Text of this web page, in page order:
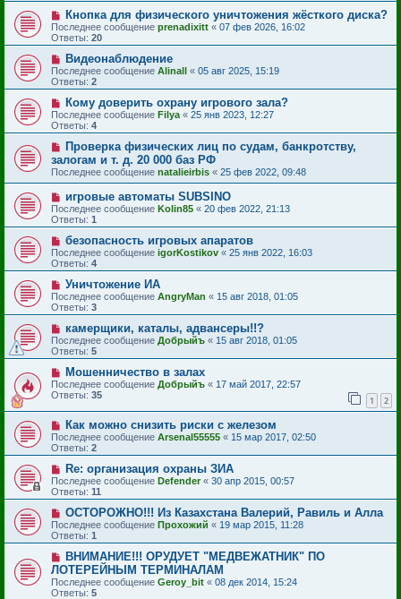
Кнопка для физического уничтожения жёсткого диска?
Последнее сообщение prenadixitt « 07 фев 2026, 16:02
Ответы: 20
Видеонаблюдение
Последнее сообщение Alinall « 05 авг 2025, 15:19
Ответы: 2
Кому доверить охрану игрового зала?
Последнее сообщение Filya « 25 янв 2023, 12:27
Ответы: 4
Проверка физических лиц по судам, банкротству,
залогам и т. д. 20 000 баз РФ
Последнее сообщение natalieirbis « 25 фев 2022, 09:48
игровые автоматы SUBSINO
Последнее сообщение Kolin85 « 20 фев 2022, 21:13
Ответы: 1
безопасность игровых апаратов
Последнее сообщение igorKostikov « 25 янв 2022, 16:03
Ответы: 4
Уничтожение ИА
Последнее сообщение AngryMan « 15 авг 2018, 01:05
Ответы: 3
камерщики, каталы, адвансеры!!?
Последнее сообщение Добрыйъ « 15 авг 2018, 01:05
Ответы: 5
Мошенничество в залах
Последнее сообщение Добрыйъ « 17 май 2017, 22:57
Ответы: 35 1 2
Как можно снизить риски с железом
Последнее сообщение Arsenal55555 « 15 мар 2017, 02:50
Ответы: 2
Re: организация охраны ЗИА
Последнее сообщение Defender« 30 апр 2015, 00:57
Ответы: 11
ОСТОРОЖНО!!! Из Казахстана Валерий, Равиль и Алла
Последнее сообщение Прохожий « 19 мар 2015, 11:28
Ответы: 1
ВНИМАНИЕ!!! ОРУДУЕТ "МЕДВЕЖАТНИК" ПО
ЛОТЕРЕЙНЫМ ТЕРМИНАЛАМ
Последнее сообщение Geroy_bit « 08 дек 2014, 15:24
Ответы: 5